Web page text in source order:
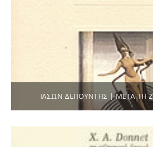
ΙΆΣΩΝ ΔΕΠΟΎΝΤΗΣ | ΜΕΤΆ ΤΗ